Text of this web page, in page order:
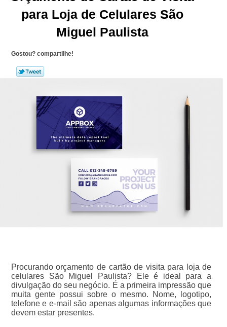
para Loja de Celulares São
Miguel Paulista
Gostou? compartilhe!
Procurando orçamento de cartão de visita para loja de
celulares São Miguel Paulista? Ele é ideal para a
divulgação do seu negócio. É a primeira impressão que
muita gente possui sobre o mesmo. Nome, logotipo,
telefone e e-mail são apenas algumas informações que
devem estar presentes.